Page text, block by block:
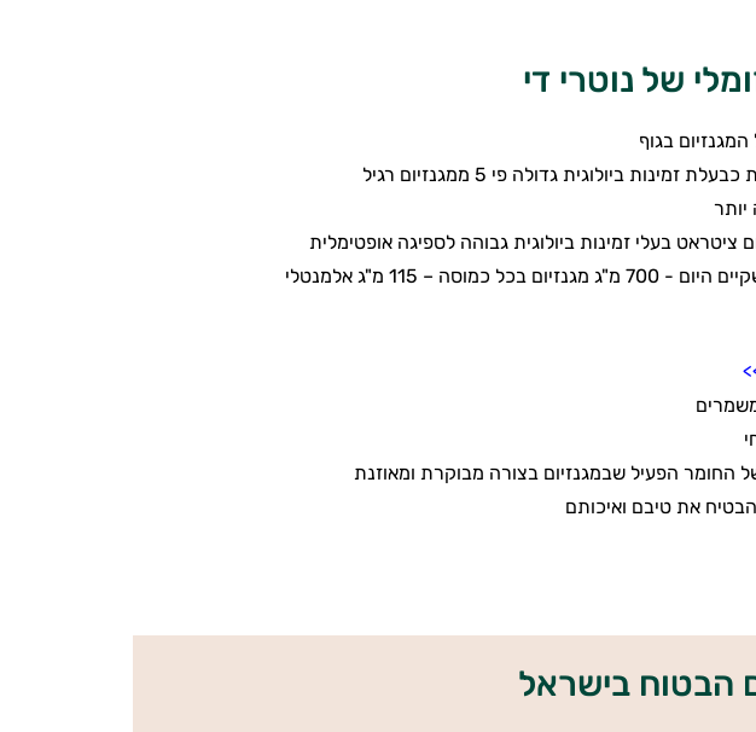
של נוטרי די
בגוף
ביולוגית גדולה פי 5 ממגנזיום רגיל
יותר
ציטראט בעלי זמינות ביולוגית גבוהה לספיגה אופטימלית
– 115 מ"ג אלמנטלי
החומר הפעיל שבמגנזיום בצורה מבוקרת ומאוזנת
את טיבם ואיכותם
הבטוח בישראל